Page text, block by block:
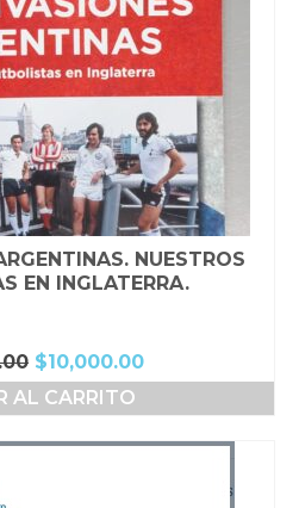
NUESTROS
EN INGLATERRA.
El
precio
original
$10,000.00El
precio
AL CARRITO